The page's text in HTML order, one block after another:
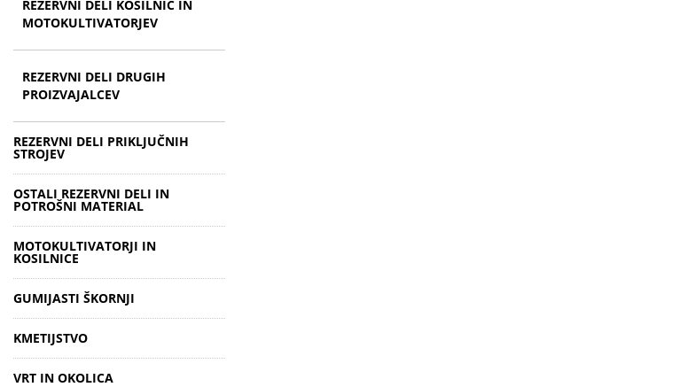
REZERVNI DELI KOSILNIC IN
MOTOKULTIVATORJEV
REZERVNI DELI DRUGIH
PROIZVAJALCEV
REZERVNI DELI PRIKLJUČNIH
STROJEV
OSTALI REZERVNI DELI IN
POTROŠNI MATERIAL
MOTOKULTIVATORJI IN
KOSILNICE
GUMIJASTI ŠKORNJI
KMETIJSTVO
VRT IN OKOLICA